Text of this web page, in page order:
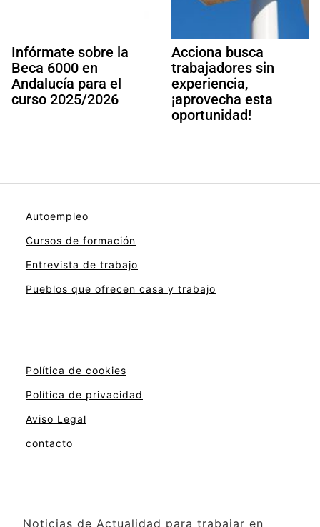
Infórmate sobre la
Beca 6000 en
Andalucía para el
curso 2025/2026
Acciona busca
trabajadores sin
experiencia,
¡aprovecha esta
oportunidad!
Autoempleo
Cursos de formación
Entrevista de trabajo
Pueblos que ofrecen casa y trabajo
Política de cookies
Política de privacidad
Aviso Legal
contacto
Noticias de Actualidad para trabajar en